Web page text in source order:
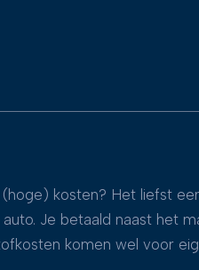
kosten? Het liefst
Je betaald naast het
komen wel voor